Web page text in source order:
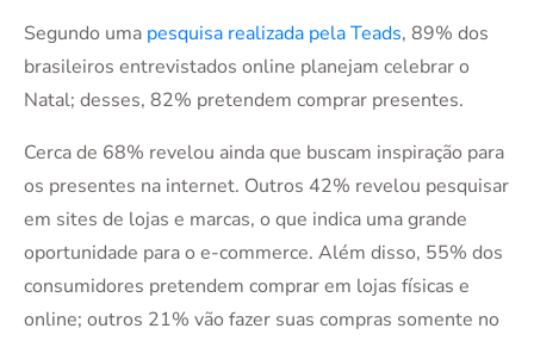
Segundo uma pesquisa realizada pela Teads, 89% dos
brasileiros entrevistados online planejam celebrar o
Natal; desses, 82% pretendem comprar presentes.
Cerca de 68% revelou ainda que buscam inspiração para
os presentes na internet. Outros 42% revelou pesquisar
em sites de lojas e marcas, o que indica uma grande
oportunidade para o e-commerce. Além disso, 55% dos
consumidores pretendem comprar em lojas físicas e
online; outros 21% vão fazer suas compras somente no